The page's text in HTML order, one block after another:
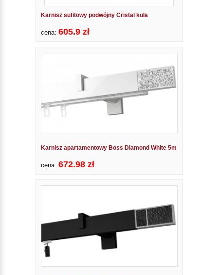
Karnisz sufitowy podwójny Cristal kula
cena: 605.9 zł
Karnisz apartamentowy Boss Diamond White 5m
cena: 672.98 zł